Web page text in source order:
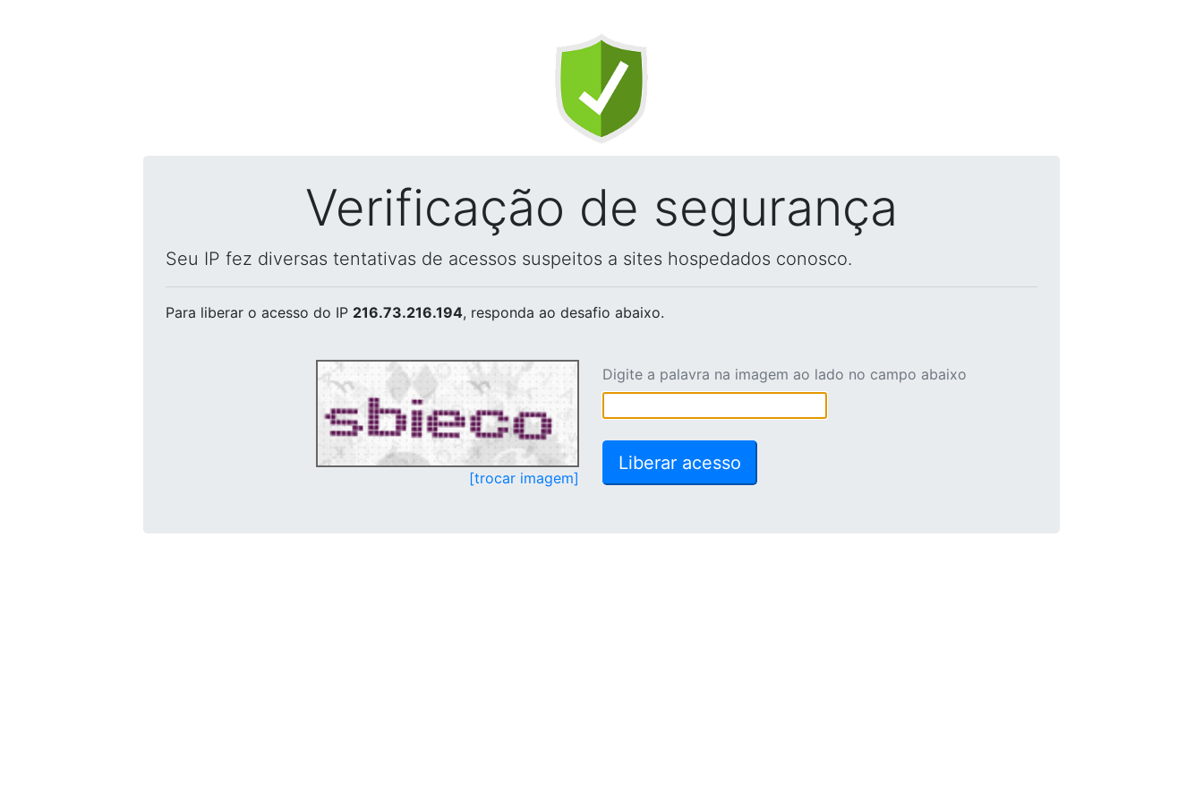
Verificação de segurança
Seu IP fez diversas tentativas de acessos suspeitos a sites hospedados conosco.
Para liberar o acesso do IP 216.73.216.194, responda ao desafio abaixo.
[trocar imagem]
Digite a palavra na imagem ao lado no campo abaixo